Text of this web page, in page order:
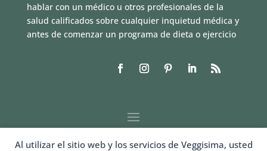
Al utilizar el sitio web y los servicios de Veggisima, usted
hablar con un médico u otros profesionales de la
salud calificados sobre cualquier inquietud médica y
antes de comenzar un programa de dieta o ejercicio